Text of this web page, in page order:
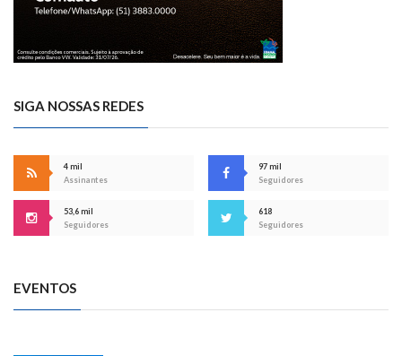
SIGA NOSSAS REDES
4 mil
Assinantes
97 mil
Seguidores
53,6 mil
Seguidores
618
Seguidores
EVENTOS